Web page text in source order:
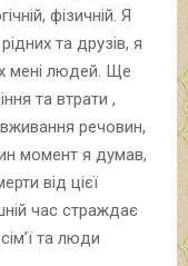
фізичній. Я
та друзів, я
мені людей. Ще
та втрати ,
речовин,
момент я думав,
від цієї
час страждає
та люди